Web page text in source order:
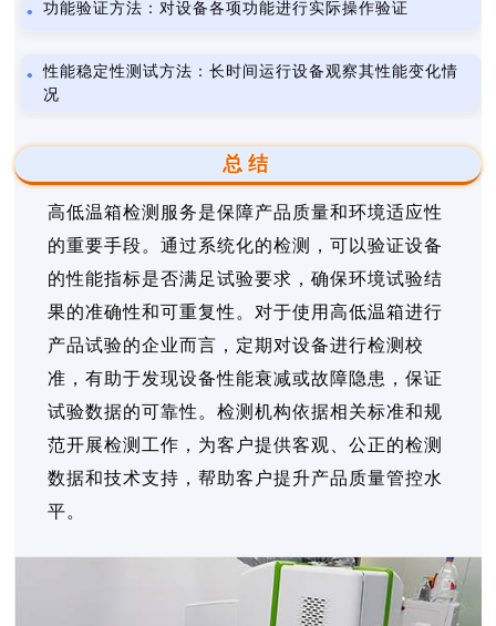
功能验证方法：对设备各项功能进行实际操作验证
性能稳定性测试方法：长时间运行设备观察其性能变化情
况
总结
高低温箱检测服务是保障产品质量和环境适应性
的重要手段。通过系统化的检测，可以验证设备
的性能指标是否满足试验要求，确保环境试验结
果的准确性和可重复性。对于使用高低温箱进行
产品试验的企业而言，定期对设备进行检测校
准，有助于发现设备性能衰减或故障隐患，保证
试验数据的可靠性。检测机构依据相关标准和规
范开展检测工作，为客户提供客观、公正的检测
数据和技术支持，帮助客户提升产品质量管控水
平。